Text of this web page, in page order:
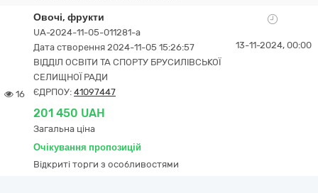
16
Овочі, фрукти
UA-2024-11-05-011281-a
Дата створення 2024-11-05 15:26:57
ВІДДІЛ ОСВІТИ ТА СПОРТУ БРУСИЛІВСЬКОЇ
СЕЛИЩНОЇ РАДИ
ЄДРПОУ: 41097447
201 450 UAH
Загальна ціна
Очікування пропозицій
Відкриті торги з особливостями
13-11-2024, 00:00